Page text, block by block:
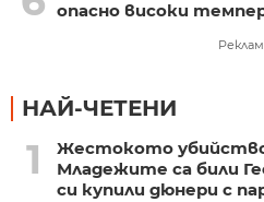
опасно високи
НАЙ-ЧЕТЕНИ
1
Жестокото
Младежите са били
си купили дюнери с